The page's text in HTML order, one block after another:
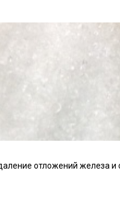
отложений железа и